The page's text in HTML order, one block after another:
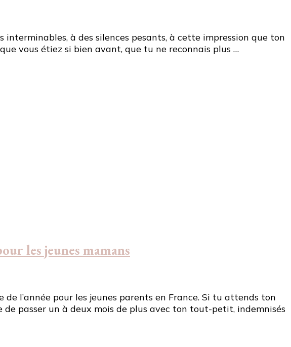
interminables, à des silences pesants, à cette impression que ton
vous étiez si bien avant, que tu ne reconnais plus …
les jeunes mamans
l’année pour les jeunes parents en France. Si tu attends ton
passer un à deux mois de plus avec ton tout-petit, indemnisés